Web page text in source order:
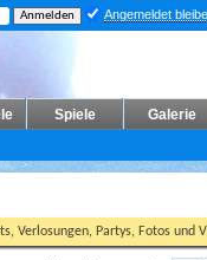
Angemeldet
Spiele Galerie
Verlosungen, Partys, Fotos und